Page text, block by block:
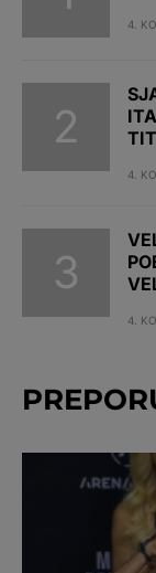
4.
4.
4.